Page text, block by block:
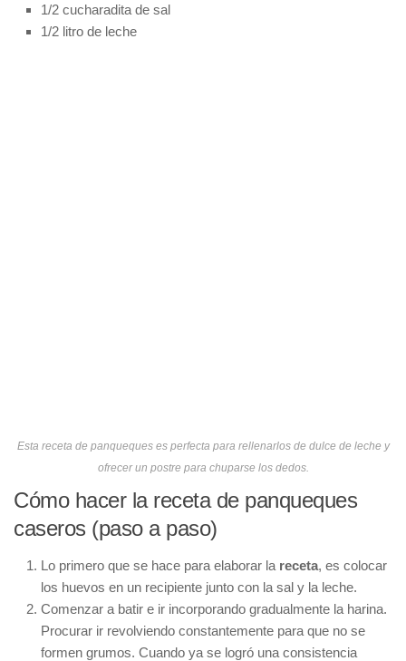
1/2 cucharadita de sal
1/2 litro de leche
Esta receta de panqueques es perfecta para rellenarlos de dulce de leche y
ofrecer un postre para chuparse los dedos.
Cómo hacer la receta de panqueques
caseros (paso a paso)
Lo primero que se hace para elaborar la receta, es colocar
los huevos en un recipiente junto con la sal y la leche.
Comenzar a batir e ir incorporando gradualmente la harina.
Procurar ir revolviendo constantemente para que no se
formen grumos. Cuando ya se logró una consistencia